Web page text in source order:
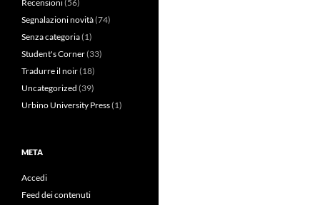
Recensioni(56)
Segnalazioni novità(74)
Senza categoria(1)
Student's Corner(33)
Tradurre il noir(18)
Uncategorized (39)
Urbino University Press(1)
META
Accedi
Feed dei contenuti